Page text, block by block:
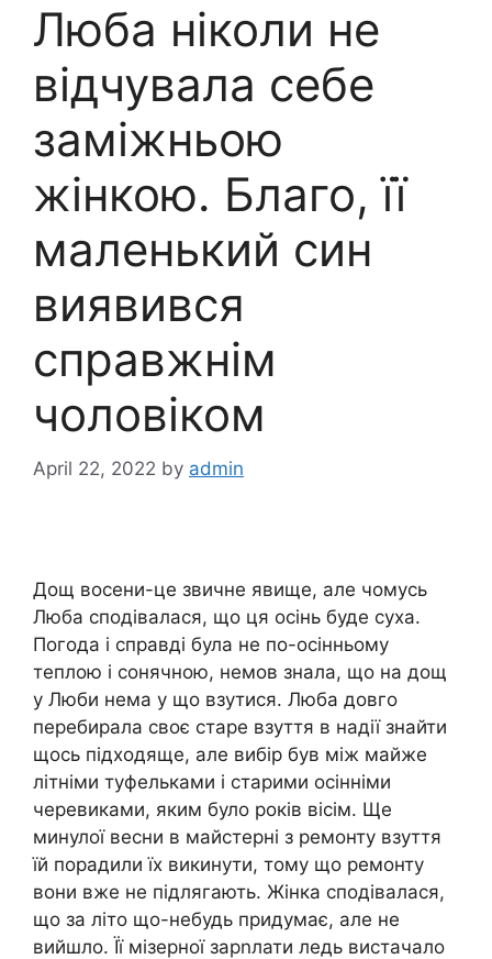
Люба ніколи не
відчувала себе
заміжньою
жінкою. Благо, її
маленький син
виявився
справжнім
чоловіком
April 22, 2022 by admin
Дощ восени-це звичне явище, але чомусь
Люба сподівалася, що ця осінь буде суха.
Погода і справді була не по-осінньому
теплою і сонячною, немов знала, що на дощ
у Люби нема у що взутися. Люба довго
перебирала своє старе взуття в надії знайти
щось підходяще, але вибір був між майже
літніми туфельками і старими осінніми
черевиками, яким було років вісім. Ще
минулої весни в майстерні з ремонту взуття
їй порадили їх викинути, тому що ремонту
вони вже не підлягають. Жінка сподівалася,
що за літо що-небудь придумає, але не
вийшло. Її мізерної зарnлати ледь вистачало